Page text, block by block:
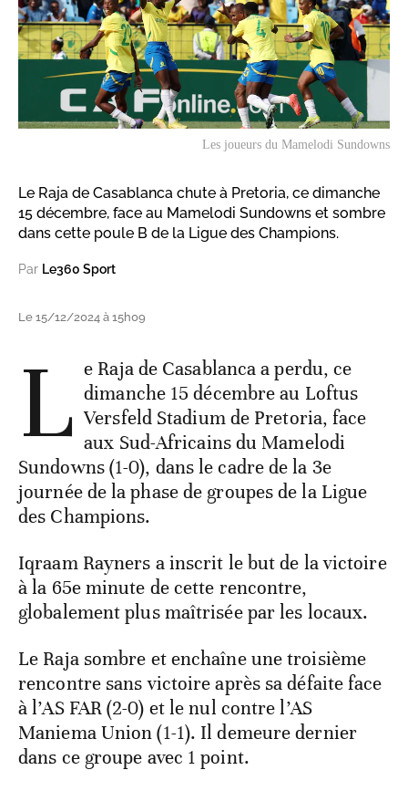
Les joueurs du Mamelodi Sundowns
Le Raja de Casablanca chute à Pretoria, ce dimanche
15 décembre, face au Mamelodi Sundowns et sombre
dans cette poule B de la Ligue des Champions.
Par Le360 Sport
Le 15/12/2024 à 15h09
L e Raja de Casablanca a perdu, ce
dimanche 15 décembre au Loftus
Versfeld Stadium de Pretoria, face
aux Sud-Africains du Mamelodi
Sundowns (1-0), dans le cadre de la 3e
journée de la phase de groupes de la Ligue
des Champions.
Iqraam Rayners a inscrit le but de la victoire
à la 65e minute de cette rencontre,
globalement plus maîtrisée par les locaux.
Le Raja sombre et enchaîne une troisième
rencontre sans victoire après sa défaite face
à l’AS FAR (2-0) et le nul contre l’AS
Maniema Union (1-1). Il demeure dernier
dans ce groupe avec 1 point.